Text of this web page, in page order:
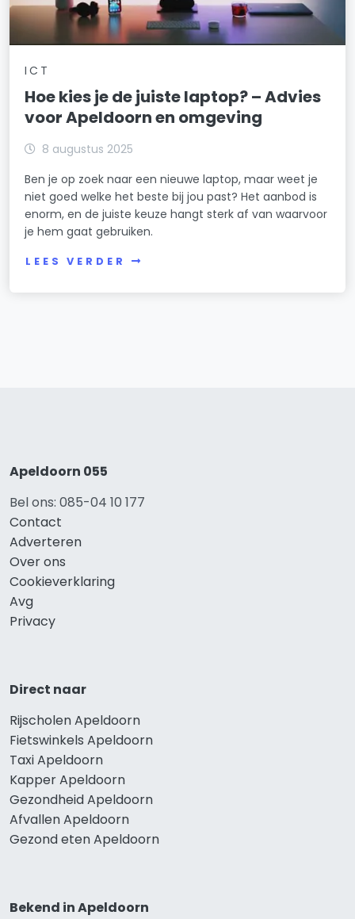
ICT
Hoe kies je de juiste laptop? – Advies
voor Apeldoorn en omgeving
8 augustus 2025
Ben je op zoek naar een nieuwe laptop, maar weet je
niet goed welke het beste bij jou past? Het aanbod is
enorm, en de juiste keuze hangt sterk af van waarvoor
je hem gaat gebruiken.
LEES VERDER
Apeldoorn 055
Bel ons: 085-04 10 177
Contact
Adverteren
Over ons
Cookieverklaring
Avg
Privacy
Direct naar
Rijscholen Apeldoorn
Fietswinkels Apeldoorn
Taxi Apeldoorn
Kapper Apeldoorn
Gezondheid Apeldoorn
Afvallen Apeldoorn
Gezond eten Apeldoorn
Bekend in Apeldoorn